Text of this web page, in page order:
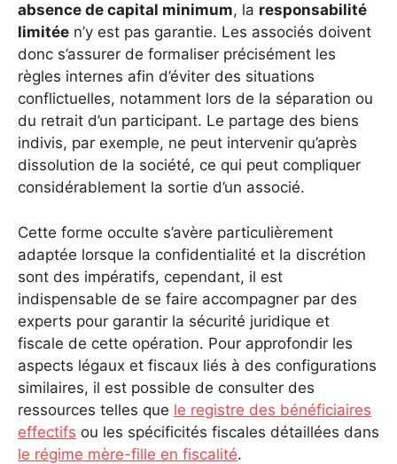
absence de capital minimum, la responsabilité
limitée n’y est pas garantie. Les associés doivent
donc s’assurer de formaliser précisément les
règles internes afin d’éviter des situations
conflictuelles, notamment lors de la séparation ou
du retrait d’un participant. Le partage des biens
indivis, par exemple, ne peut intervenir qu’après
dissolution de la société, ce qui peut compliquer
considérablement la sortie d’un associé.
Cette forme occulte s’avère particulièrement
adaptée lorsque la confidentialité et la discrétion
sont des impératifs, cependant, il est
indispensable de se faire accompagner par des
experts pour garantir la sécurité juridique et
fiscale de cette opération. Pour approfondir les
aspects légaux et fiscaux liés à des configurations
similaires, il est possible de consulter des
ressources telles que le registre des bénéficiaires
effectifs ou les spécificités fiscales détaillées dans
le régime mère-fille en fiscalité.